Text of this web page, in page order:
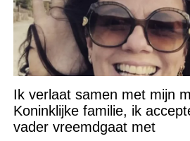
Ik verlaat samen met mijn
Koninklijke familie, ik
vader vreemdgaat met